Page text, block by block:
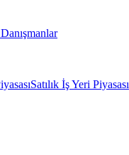
Satılık İş Yeri Piyasası